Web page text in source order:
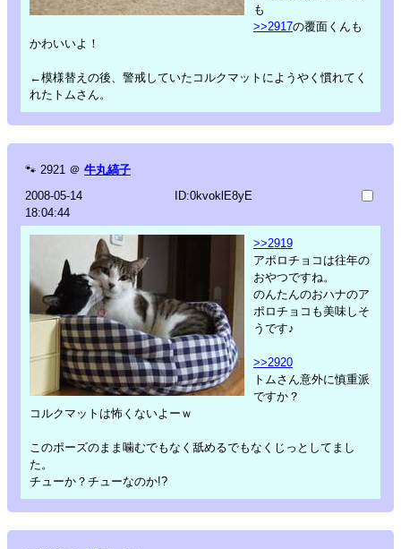
も
>>2917の覆面くんも
かわいいよ！
←模様替えの後、警戒していたコルクマットにようやく慣れてく
れたトムさん。
🐾 2921 ＠ 牛丸縞子
2008-05-14
18:04:44
ID:0kvoklE8yE
>>2919
アポロチョコは往年の
おやつですね。
のんたんのおハナのア
ポロチョコも美味しそ
うです♪
>>2920
トムさん意外に慎重派
ですか？
コルクマットは怖くないよーｗ
このポーズのまま噛むでもなく舐めるでもなくじっとしてまし
た。
チューか？チューなのか!?